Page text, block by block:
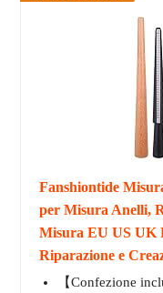
Fanshiontide
per Misura Anelli,
Misura EU US UK
Riparazione e
【Confezione